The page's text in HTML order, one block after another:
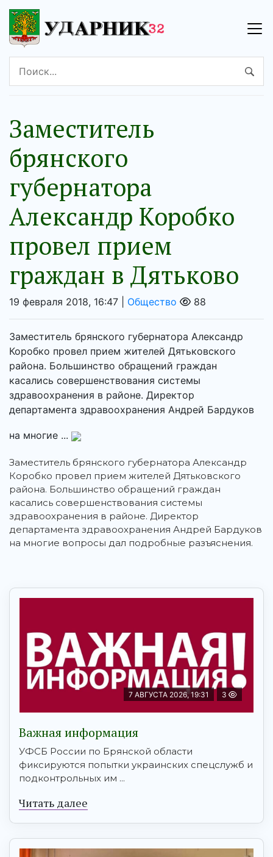
Заместитель
брянского
губернатора
Александр Коробко
провел прием
граждан в Дятьково
19 февраля 2018, 16:47 | Общество 88
Заместитель брянского губернатора Александр
Коробко провел прием жителей Дятьковского
района. Большинство обращений граждан
касались совершенствования системы
здравоохранения в районе. Директор
департамента здравоохранения Андрей Бардуков
на многие ...
Заместитель брянского губернатора Александр
Коробко провел прием жителей Дятьковского
района. Большинство обращений граждан
касались совершенствования системы
здравоохранения в районе. Директор
департамента здравоохранения Андрей Бардуков
на многие вопросы дал подробные разъяснения.
7 АВГУСТА 2026, 19:31 3
Важная информация
УФСБ России по Брянской области
фиксируются попытки украинских спецслужб и
подконтрольных им ...
Читать далее